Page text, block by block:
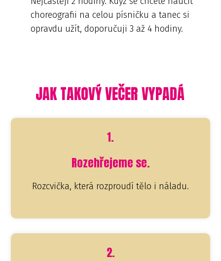
choreografii na celou písničku a tanec si
opravdu užít, doporučuji 3 až 4 hodiny.
JAK TAKOVÝ VEČER VYPADÁ
1.
Rozehřejeme se.
Rozcvička, která rozproudí tělo i náladu.
2.